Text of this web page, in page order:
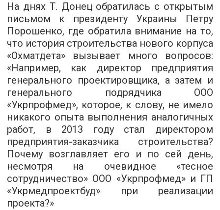
На днях Т. Донец обратилась с открытым
письмом к президенту Украины Петру
Порошенко, где обратила внимание на то,
что история строительства нового корпуса
«Охматдета» вызывает много вопросов:
«Например, как директор предприятия
генерального проектировщика, а затем и
генерального подрядчика ООО
«Укрпрофмед», которое, к слову, не имело
никакого опыта выполнения аналогичных
работ, в 2013 году стал директором
предприятия-заказчика строительства?
Почему возглавляет его и по сей день,
несмотря на очевидное «тесное
сотрудничество» ООО «Укрпрофмед» и ГП
«Укрмедпроектбуд» при реализации
проекта?»